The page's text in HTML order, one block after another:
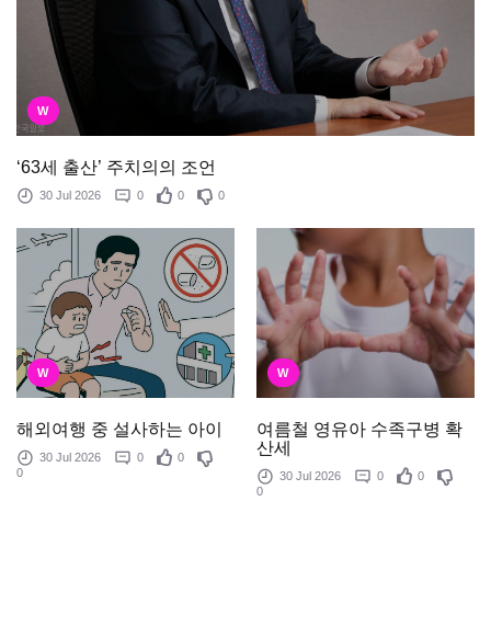
W
‘63세 출산’ 주치의의 조언
30 Jul 2026 0 0 0
W
해외여행 중 설사하는 아이
30 Jul 2026 0
0
0
W
여름철 영유아 수족구병 확
산세
30 Jul 2026 0
0
0